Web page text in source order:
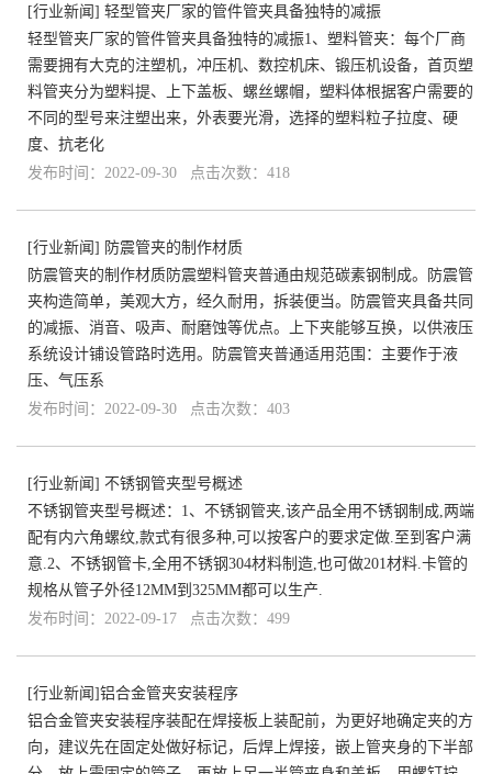
[行业新闻 ] 轻型管夹厂家的管件管夹具备独特的减振
轻型管夹厂家的管件管夹具备独特的减振1、塑料管夹：每个厂商
需要拥有大克的注塑机，冲压机、数控机床、锻压机设备，首页塑
料管夹分为塑料提、上下盖板、螺丝螺帽，塑料体根据客户需要的
不同的型号来注塑出来，外表要光滑，选择的塑料粒子拉度、硬
度、抗老化
发布时间：2022-09-30 点击次数：418
[行业新闻 ] 防震管夹的制作材质
防震管夹的制作材质防震塑料管夹普通由规范碳素钢制成。防震管
夹构造简单，美观大方，经久耐用，拆装便当。防震管夹具备共同
的减振、消音、吸声、耐磨蚀等优点。上下夹能够互换，以供液压
系统设计铺设管路时选用。防震管夹普通适用范围：主要作于液
压、气压系
发布时间：2022-09-30 点击次数：403
[行业新闻 ] 不锈钢管夹型号概述
不锈钢管夹型号概述：1、不锈钢管夹,该产品全用不锈钢制成,两端
配有内六角螺纹,款式有很多种,可以按客户的要求定做.至到客户满
意.2、不锈钢管卡,全用不锈钢304材料制造,也可做201材料.卡管的
规格从管子外径12MM到325MM都可以生产.
发布时间：2022-09-17 点击次数：499
[行业新闻 ]​铝合金管夹安装程序
铝合金管夹安装程序装配在焊接板上装配前，为更好地确定夹的方
向，建议先在固定处做好标记，后焊上焊接，嵌上管夹身的下半部